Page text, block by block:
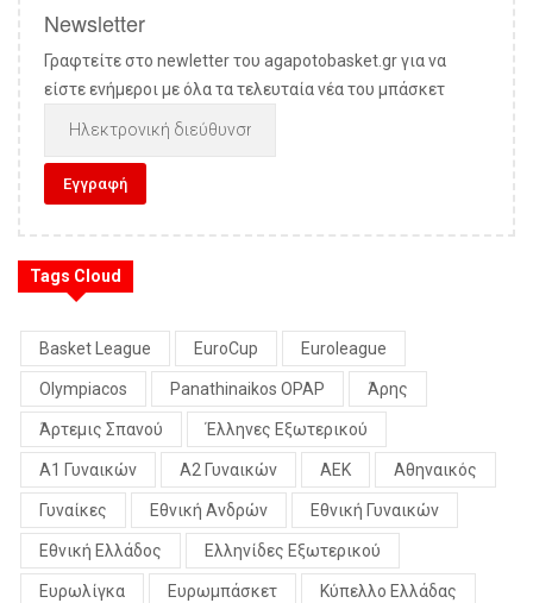
Newsletter
Γραφτείτε στο newletter του agapotobasket.gr για να
είστε ενήμεροι με όλα τα τελευταία νέα του μπάσκετ
Tags Cloud
Basket League EuroCup Euroleague
Olympiacos Panathinaikos OPAP Άρης
Άρτεμις Σπανού Έλληνες Εξωτερικού
Α1 Γυναικών Α2 Γυναικών ΑΕΚ Αθηναικός
Γυναίκες Εθνική Ανδρών Εθνική Γυναικών
Εθνική Ελλάδος Ελληνίδες Εξωτερικού
Ευρωλίγκα Ευρωμπάσκετ Κύπελλο Ελλάδας